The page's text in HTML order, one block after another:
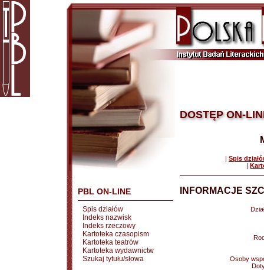
PBL ON-LINE
Spis działów
Indeks nazwisk
Indeks rzeczowy
Kartoteka czasopism
Kartoteka teatrów
Kartoteka wydawnictw
Szukaj tytułu/słowa
DOSTĘP ON-
| Spis
|
INFORMACJE
Osoby